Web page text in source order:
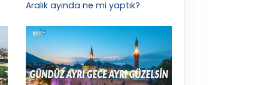
Aralık ayında ne mi yaptık?